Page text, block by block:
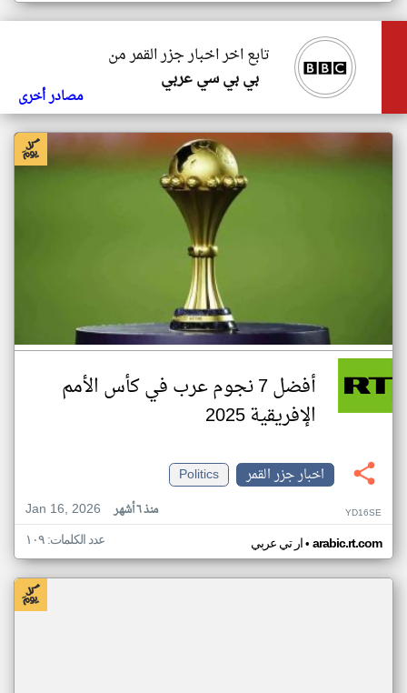
تابع اخر اخبار جزر القمر من
بي بي سي عربي
مصادر أخرى
أفضل 7 نجوم عرب في كأس الأمم
الإفريقية 2025
اخبار جزر القمر
Politics
Jan 16, 2026
منذ ٦ أشهر YD16SE
ار تي عربي• arabic.rt.com عدد الكلمات: ١٠٩